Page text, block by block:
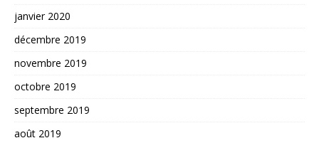
janvier 2020
décembre 2019
novembre 2019
octobre 2019
septembre 2019
août 2019